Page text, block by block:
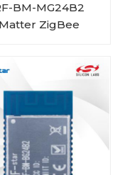
BM-MG24B2
Matter ZigBee